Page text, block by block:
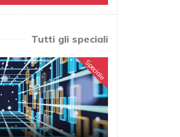
Tutti gli speciali
Speciale